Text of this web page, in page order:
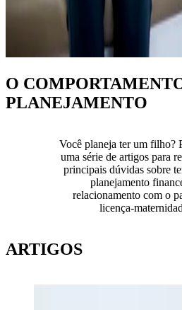
O
PLANEJAMENTO
Você planeja ter um filho?
uma série de artigos para
principais dúvidas sobre
planejamento
relacionamento com o
licença-
ARTIGOS